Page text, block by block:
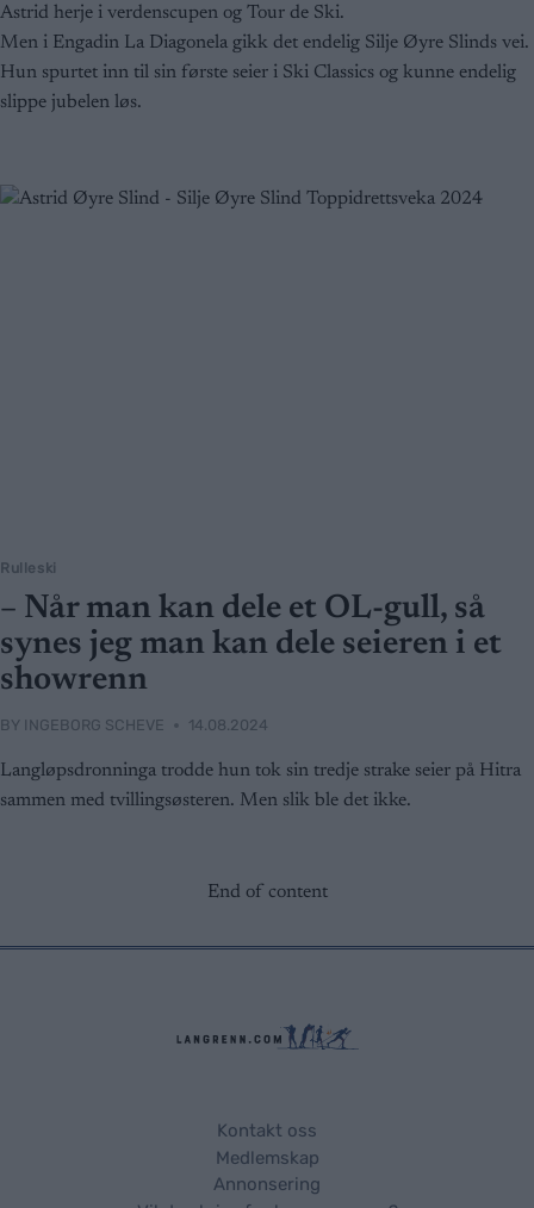
Astrid herje i verdenscupen og Tour de Ski.
Men i Engadin La Diagonela gikk det endelig Silje Øyre Slinds vei.
Hun spurtet inn til sin første seier i Ski Classics og kunne endelig
slippe jubelen løs.
Rulleski
– Når man kan dele et OL-gull, så
synes jeg man kan dele seieren i et
showrenn
BY INGEBORG SCHEVE 14.08.2024
Langløpsdronninga trodde hun tok sin tredje strake seier på Hitra
sammen med tvillingsøsteren. Men slik ble det ikke.
End of content
Kontakt oss
Medlemskap
Annonsering